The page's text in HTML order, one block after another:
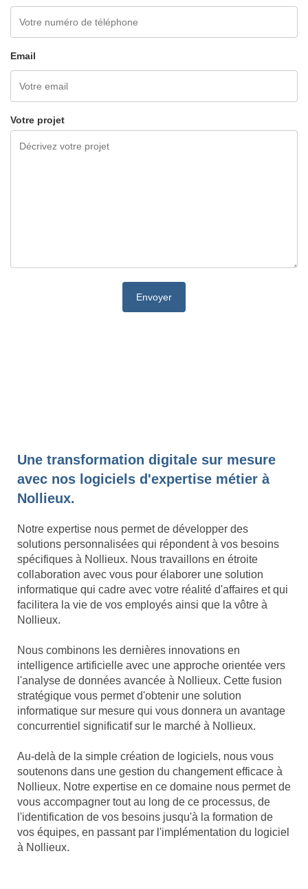
Email
Votre projet
Une transformation digitale sur mesure
avec nos logiciels d'expertise métier à
Nollieux.
Notre expertise nous permet de développer des
solutions personnalisées qui répondent à vos besoins
spécifiques à Nollieux. Nous travaillons en étroite
collaboration avec vous pour élaborer une solution
informatique qui cadre avec votre réalité d'affaires et qui
facilitera la vie de vos employés ainsi que la vôtre à
Nollieux.
Nous combinons les dernières innovations en
intelligence artificielle avec une approche orientée vers
l'analyse de données avancée à Nollieux. Cette fusion
stratégique vous permet d'obtenir une solution
informatique sur mesure qui vous donnera un avantage
concurrentiel significatif sur le marché à Nollieux.
Au-delà de la simple création de logiciels, nous vous
soutenons dans une gestion du changement efficace à
Nollieux. Notre expertise en ce domaine nous permet de
vous accompagner tout au long de ce processus, de
l'identification de vos besoins jusqu'à la formation de
vos équipes, en passant par l'implémentation du logiciel
à Nollieux.